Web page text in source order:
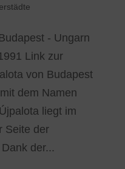
- Ungarn
Link zur
von Budapest
dem Namen
liegt im
Seite der
der...